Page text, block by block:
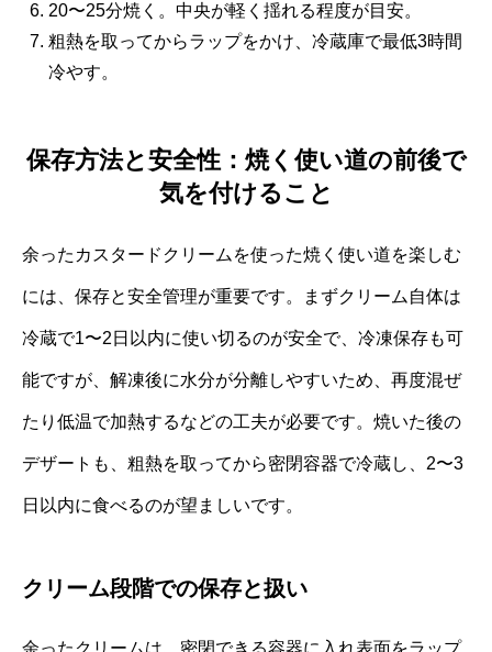
20〜25分焼く。中央が軽く揺れる程度が目安。
粗熱を取ってからラップをかけ、冷蔵庫で最低3時間
冷やす。
保存方法と安全性：焼く使い道の前後で
気を付けること
余ったカスタードクリームを使った焼く使い道を楽しむ
には、保存と安全管理が重要です。まずクリーム自体は
冷蔵で1〜2日以内に使い切るのが安全で、冷凍保存も可
能ですが、解凍後に水分が分離しやすいため、再度混ぜ
たり低温で加熱するなどの工夫が必要です。焼いた後の
デザートも、粗熱を取ってから密閉容器で冷蔵し、2〜3
日以内に食べるのが望ましいです。
クリーム段階での保存と扱い
余ったクリームは、密閉できる容器に入れ表面をラップ